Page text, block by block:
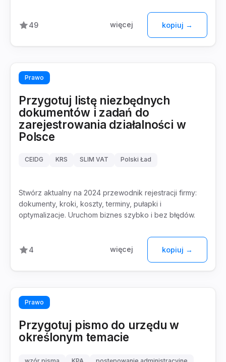
49 więcej kopiuj →
Prawo
Przygotuj listę niezbędnych
dokumentów i zadań do
zarejestrowania działalności w
Polsce
CEIDG KRS SLIM VAT Polski Ład
Stwórz aktualny na 2024 przewodnik rejestracji firmy:
dokumenty, kroki, koszty, terminy, pułapki i
optymalizacje. Uruchom biznes szybko i bez błędów.
4 więcej kopiuj →
Prawo
Przygotuj pismo do urzędu w
określonym temacie